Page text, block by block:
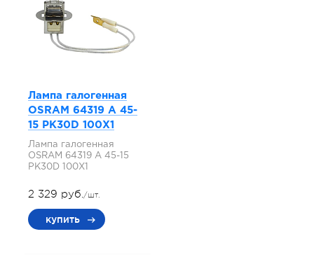
Лампа галогенная
OSRAM 64319 A 45-
15 PK30D 100X1
Лампа галогенная
OSRAM 64319 A 45-15
PK30D 100X1
2 329 руб./шт.
купить